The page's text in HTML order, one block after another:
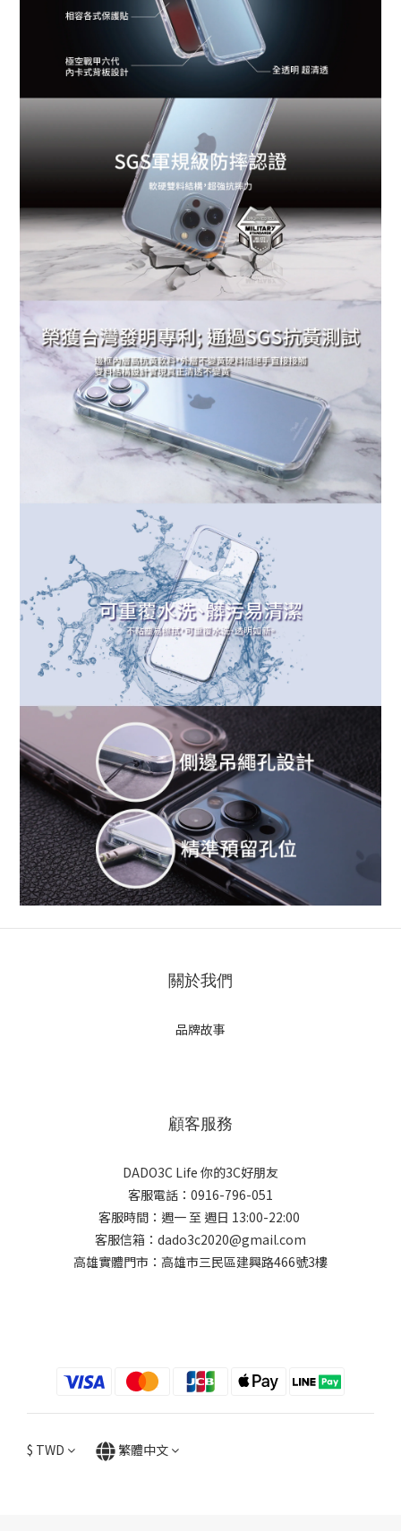
關於我們
品牌故事
顧客服務
DADO3C Life 你的3C好朋友
客服電話：0916-796-051
客服時間：週一 至 週日 13:00-22:00
客服信箱：dado3c2020@gmail.com
高雄實體門市：高雄市三民區建興路466號3樓
$ TWD 繁體中文